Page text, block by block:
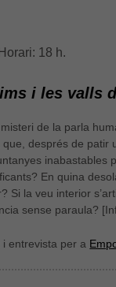
18 h.
i les valls
de la parla
després de
En quina
Si la veu interior
sense paraula?
entrevista per a